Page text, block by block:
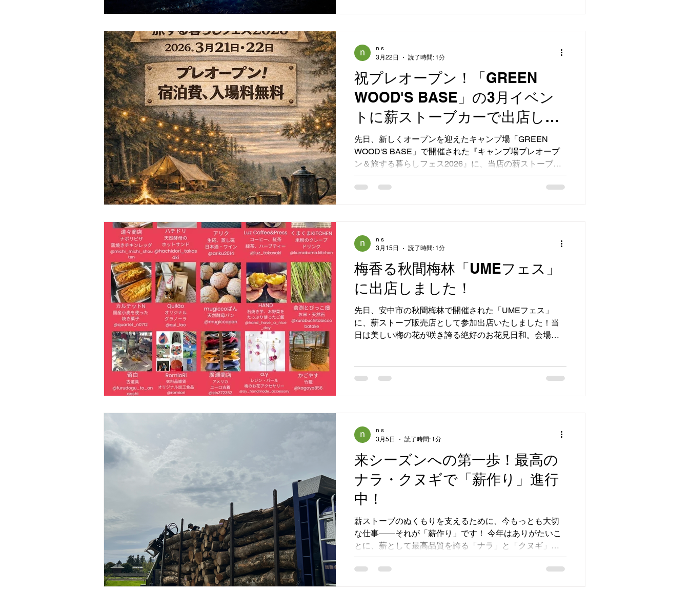
お客様が足を止めてくださいました。お写真にあるよう
に、ご家族連れやご友人同士、カップルの皆様など、本
当にたくさんの方が暖かな炎を囲んでくださいました。
「あったかい！」「本物の火はやっぱり癒やされます
ね」と満面の笑顔でお話ししてくださり、寒さを忘れる
ほどの温かい時間が流れていました。 さらにイベント期
間中には、安中市長もブースへ応援に駆けつけてくださ
るという嬉しいサプライズもありました！地域の皆様、
そして市長をはじめとする皆様と一緒にこの素晴らしい
イベントを盛り上げられたことは、私たちにとっても大
きな励みとなりました。 薪ストーブの暖かさを通
祝プレオープン！「GREEN
WOOD'S BASE」の3月イベン
トに薪ストーブカーで出店しま
した！
先日、新しくオープンを迎えたキャンプ場「GREEN
WOOD'S BASE」で開催された『キャンプ場プレオープ
ン＆旅する暮らしフェス2026』に、当店の薪ストーブカ
ーとともに出店いたしました！ 3月21日・22日の開催と
なった当日は、まだ少し春の寒さが残るものの、澄んだ
中、当店自慢の「薪ストーブカー」は大注目！黒いボデ
ィから煙突がすっと伸びた佇まいに、多くのお客様が足
を止めて覗き込んでくださいました。実際にストーブに
火を入れると、揺らめく炎の美しさと、じんわり身体の
芯から温まる心地よさに皆様うっとり。「やっぱり本物
の炎は癒やされますね」「アウトドアにこれがあったら
最高！」といった嬉しいお声が飛び交い、3月の少し肌寒
い空気の中で、薪ストーブならではの格別な魅力をダイ
レクトにお伝えすることができました。 GREEN
n s
3月22日
読了時間: 1分
梅香る秋間梅林「UMEフェス」
に出店しました！
先日、安中市の秋間梅林で開催された「UMEフェス」
に、薪ストーブ販売店として参加出店いたしました！当
日は美しい梅の花が咲き誇る絶好のお花見日和。会場は
していただけるブースをご用意。多くの方にお立ち寄り
てくださった皆様、本当にありがとうございました！
n s
3月15日
読了時間: 1分
来シーズンへの第一歩！最高の
ナラ・クヌギで「薪作り」進行
中！
薪ストーブのぬくもりを支えるために、今もっとも大切
な仕事――それが「薪作り」です！ 今年はありがたいこ
とに、薪として最高品質を誇る「ナラ」と「クヌギ」の
原木を十分に確保することができました！写真にあるよ
うに、積み上がった丸太たちは圧巻のボリュームです。
n s
3月5日
読了時間: 1分